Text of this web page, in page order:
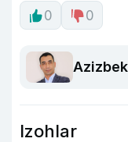
0 0
Izohlar